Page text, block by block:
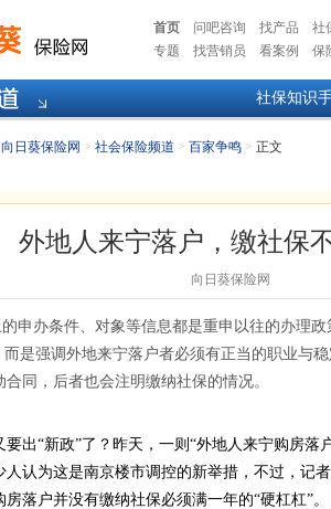
首页 问吧咨询 找产品
社
专题
找营销员 看案例 保
社保知识
向日葵保险网 > 社会保险频道 > 百家争鸣 > 正文
外地人来宁落户，缴社保
向日葵保险网
的申办条件、对象等信息都是重申以往的办理
而是强调外地来宁落户者必须有正当的职业与
同，后者也会注明缴纳社保的情况。
“新政”了？昨天，一则“外地人来宁购房落
人认为这是南京楼市调控的新举措，不过，记
落户并没有缴纳社保必须满一年的“硬杠杠”。